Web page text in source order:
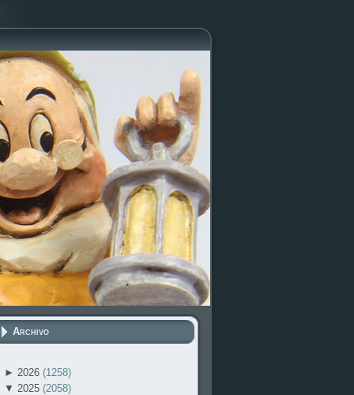
Archivo
► 2026 (1258)
▼ 2025 (2058)